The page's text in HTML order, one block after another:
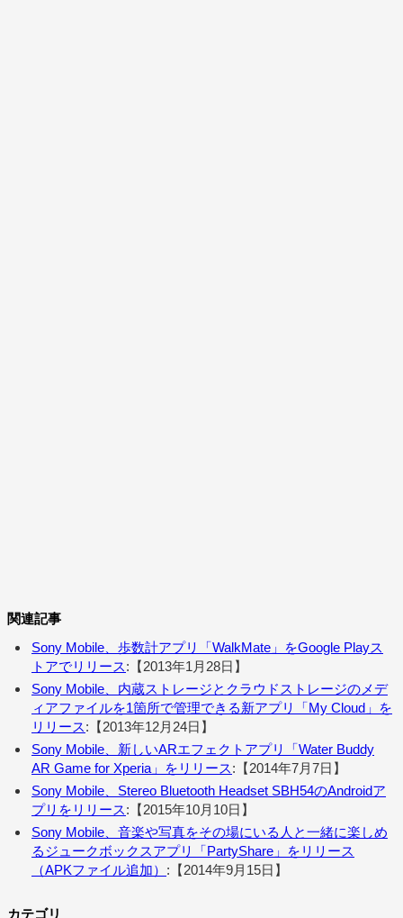
関連記事
Sony Mobile、歩数計アプリ「WalkMate」をGoogle Playス
トアでリリース:【2013年1月28日】
Sony Mobile、内蔵ストレージとクラウドストレージのメデ
ィアファイルを1箇所で管理できる新アプリ「My Cloud」を
リリース:【2013年12月24日】
Sony Mobile、新しいARエフェクトアプリ「Water Buddy
AR Game for Xperia」をリリース:【2014年7月7日】
Sony Mobile、Stereo Bluetooth Headset SBH54のAndroidア
プリをリリース:【2015年10月10日】
Sony Mobile、音楽や写真をその場にいる人と一緒に楽しめ
るジュークボックスアプリ「PartyShare」をリリース
（APKファイル追加） :【2014年9月15日】
カテゴリ